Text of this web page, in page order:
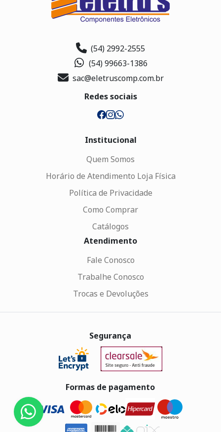
(54) 2992-2555
(54) 99663-1386
sac@eletruscomp.com.br
Redes sociais
Institucional
Quem Somos
Horário de Atendimento Loja Física
Política de Privacidade
Como Comprar
Catálogos
Atendimento
Fale Conosco
Trabalhe Conosco
Trocas e Devoluções
Segurança
Formas de pagamento